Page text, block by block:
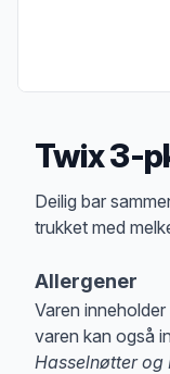
Twix 3-
Deilig bar
trukket med
Allergener
Varen
varen kan også
Hasselnøtter og